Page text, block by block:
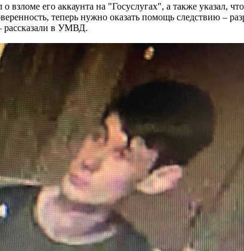
его аккаунта на "Госуслугах", а также указал,
теперь нужно оказать помощь следствию –
рассказали в УМВД.